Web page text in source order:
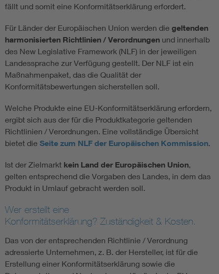
fällt und somit eine Konformitätserklärung erfordert.
Für Länder der Europäischen Union werden die geltenden
harmonisierten Richtlinien / Verordnungen und innerhalb
des New Legislative Framework (NLF) in der jeweiligen
Landessprache zur Verfügung gestellt. Der NLF ist ein
Maßnahmenpaket, das die Qualität der
Konformitätsbewertungen sicherstellen soll.
Welche Produkte eine EU-Konformitätserklärung erfordern,
ergibt sich aus der für die Produktkategorie geltenden
Richtlinien / Verordnungen. Eine vollständige Übersicht
bietet die Seite zum NLF der Europäischen Kommission.
Ist der Zielmarkt kein Land der Europäischen Union,
gelten entsprechend die Vorgaben des Landes, in dem das
Produkt in Umlauf gebracht werden soll.
Wer erstellt eine
Konformitätserklärung? Zuständigkeit & Kosten.
Das von der entsprechenden Richtlinie / Verordnung
adressierte Unternehmen, z. B. der Hersteller, ist für die
Erstellung einer Konformitätserklärung sowie die